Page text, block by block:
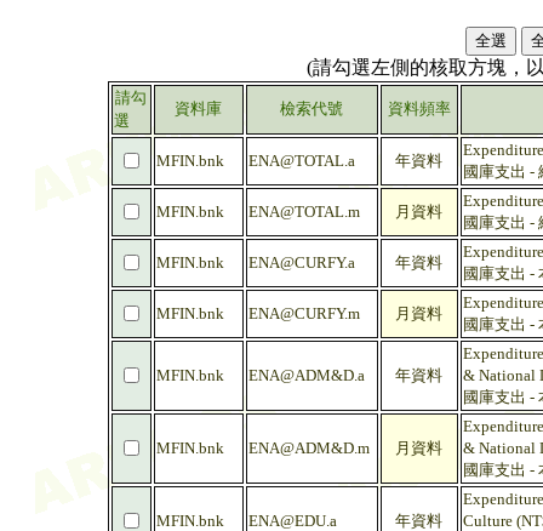
(請勾選左側的核取方塊，
請勾
選
資料庫 檢索代號 資料頻率
MFIN.bnk ENA@TOTAL.a 年資料
國庫支出 -
MFIN.bnk ENA@TOTAL.m 月資料
國庫支出 -
MFIN.bnk ENA@CURFY.a 年資料
國庫支出 -
MFIN.bnk ENA@CURFY.m 月資料
國庫支出 -
MFIN.bnk ENA@ADM&D.a 年資料
& National
國庫支出 -
MFIN.bnk ENA@ADM&D.m 月資料
& National
國庫支出 -
MFIN.bnk ENA@EDU.a 年資料
Culture